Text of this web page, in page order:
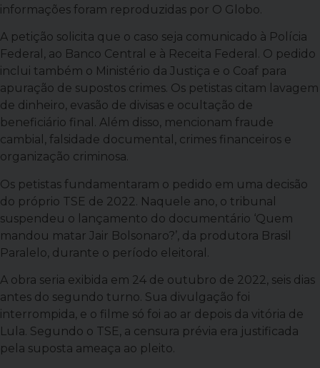
informações foram reproduzidas por O Globo.
A petição solicita que o caso seja comunicado à Polícia
Federal, ao Banco Central e à Receita Federal. O pedido
inclui também o Ministério da Justiça e o Coaf para
apuração de supostos crimes. Os petistas citam lavagem
de dinheiro, evasão de divisas e ocultação de
beneficiário final. Além disso, mencionam fraude
cambial, falsidade documental, crimes financeiros e
organização criminosa.
Os petistas fundamentaram o pedido em uma decisão
do próprio TSE de 2022. Naquele ano, o tribunal
suspendeu o lançamento do documentário ‘Quem
mandou matar Jair Bolsonaro?’, da produtora Brasil
Paralelo, durante o período eleitoral.
A obra seria exibida em 24 de outubro de 2022, seis dias
antes do segundo turno. Sua divulgação foi
interrompida, e o filme só foi ao ar depois da vitória de
Lula. Segundo o TSE, a censura prévia era justificada
pela suposta ameaça ao pleito.